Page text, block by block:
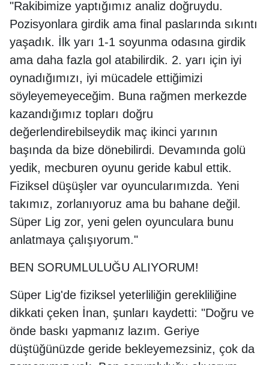
"Rakibimize yaptığımız analiz doğruydu.
Pozisyonlara girdik ama final paslarında sıkıntı
yaşadık. İlk yarı 1-1 soyunma odasına girdik
ama daha fazla gol atabilirdik. 2. yarı için iyi
oynadığımızı, iyi mücadele ettiğimizi
söyleyemeyeceğim. Buna rağmen merkezde
kazandığımız topları doğru
değerlendirebilseydik maç ikinci yarının
başında da bize dönebilirdi. Devamında golü
yedik, mecburen oyunu geride kabul ettik.
Fiziksel düşüşler var oyuncularımızda. Yeni
takımız, zorlanıyoruz ama bu bahane değil.
Süper Lig zor, yeni gelen oyunculara bunu
anlatmaya çalışıyorum."
BEN SORUMLULUĞU ALIYORUM!
Süper Lig'de fiziksel yeterliliğin gerekliliğine
dikkati çeken İnan, şunları kaydetti: "Doğru ve
önde baskı yapmanız lazım. Geriye
düştüğünüzde geride bekleyemezsiniz, çok da